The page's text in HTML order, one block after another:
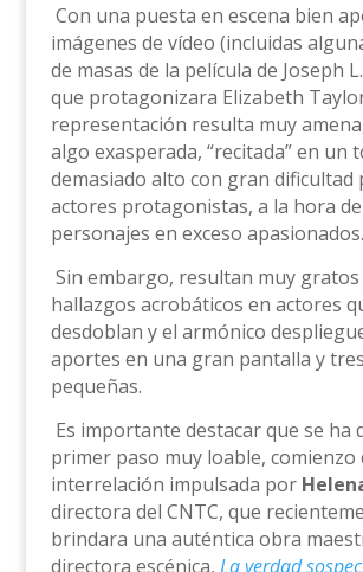
Con una puesta en escena bien
imágenes de vídeo (incluidas
de masas de la película de Joseph
que protagonizara Elizabeth
representación resulta muy
algo exasperada, “recitada” en un
demasiado alto con gran dificultad
actores protagonistas, a la hora
personajes en exceso apasionados.
Sin embargo, resultan muy
hallazgos acrobáticos en actores
desdoblan y el armónico
aportes en una gran pantalla y
pequeñas.
Es importante destacar que se ha
primer paso muy loable, comienzo
interrelación impulsada por
directora del CNTC, que
brindara una auténtica obra
directora escénica, La verdad